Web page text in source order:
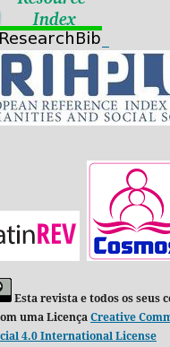
Esta revista e todos os seus
uma LicençaCreative
4.0 International License